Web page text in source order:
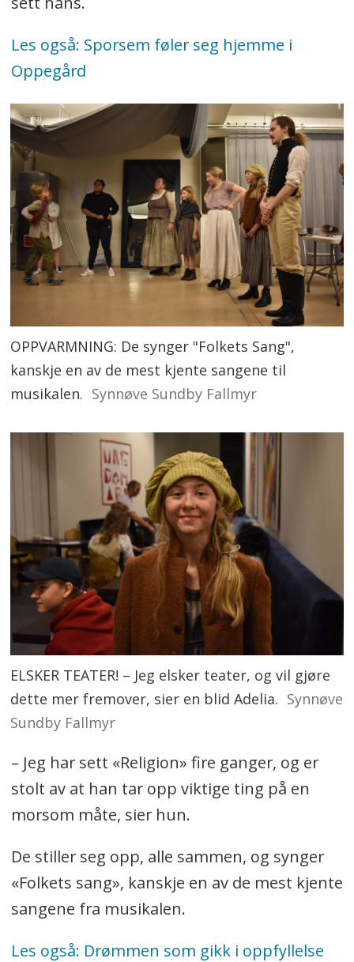
Les også: Sporsem føler seg hjemme i
Oppegård
OPPVARMNING: De synger "Folkets Sang",
kanskje en av de mest kjente sangene til
musikalen. Synnøve Sundby Fallmyr
ELSKER TEATER! – Jeg elsker teater, og vil gjøre
dette mer fremover, sier en blid Adelia. Synnøve
Sundby Fallmyr
– Jeg har sett «Religion» fire ganger, og er
stolt av at han tar opp viktige ting på en
morsom måte, sier hun.
De stiller seg opp, alle sammen, og synger
«Folkets sang», kanskje en av de mest kjente
sangene fra musikalen.
Les også: Drømmen som gikk i oppfyllelse